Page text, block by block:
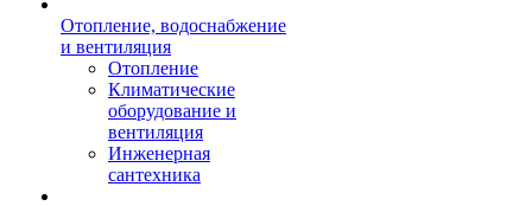
Отопление, водоснабжение
и вентиляция
Отопление
Климатические
оборудование и
вентиляция
Инженерная
сантехника